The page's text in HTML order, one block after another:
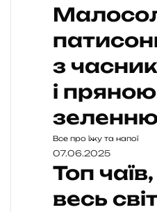
з
і пряною
Все про їжу та напої
07.06.2025
Топ чаїв,
весь